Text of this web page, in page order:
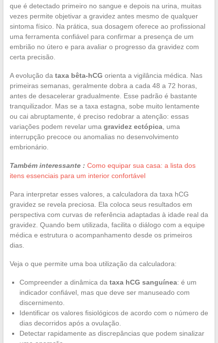
que é detectado primeiro no sangue e depois na urina, muitas
vezes permite objetivar a gravidez antes mesmo de qualquer
sintoma físico. Na prática, sua dosagem oferece ao profissional
uma ferramenta confiável para confirmar a presença de um
embrião no útero e para avaliar o progresso da gravidez com
certa precisão.
A evolução da taxa bêta-hCG orienta a vigilância médica. Nas
primeiras semanas, geralmente dobra a cada 48 a 72 horas,
antes de desacelerar gradualmente. Esse padrão é bastante
tranquilizador. Mas se a taxa estagna, sobe muito lentamente
ou cai abruptamente, é preciso redobrar a atenção: essas
variações podem revelar uma gravidez ectópica, uma
interrupção precoce ou anomalias no desenvolvimento
embrionário.
Também interessante : Como equipar sua casa: a lista dos
itens essenciais para um interior confortável
Para interpretar esses valores, a calculadora da taxa hCG
gravidez se revela preciosa. Ela coloca seus resultados em
perspectiva com curvas de referência adaptadas à idade real da
gravidez. Quando bem utilizada, facilita o diálogo com a equipe
médica e estrutura o acompanhamento desde os primeiros
dias.
Veja o que permite uma boa utilização da calculadora:
Compreender a dinâmica da taxa hCG sanguínea: é um
indicador confiável, mas que deve ser manuseado com
discernimento.
Identificar os valores fisiológicos de acordo com o número de
dias decorridos após a ovulação.
Detectar rapidamente as discrepâncias que podem sinalizar